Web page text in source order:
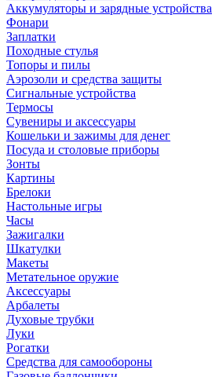
Аккумуляторы и зарядные устройства
Фонари
Заплатки
Походные стулья
Топоры и пилы
Аэрозоли и средства защиты
Сигнальные устройства
Термосы
Сувениры и аксессуары
Кошельки и зажимы для денег
Посуда и столовые приборы
Зонты
Картины
Брелоки
Настольные игры
Часы
Зажигалки
Шкатулки
Макеты
Метательное оружие
Аксессуары
Арбалеты
Духовые трубки
Луки
Рогатки
Средства для самообороны